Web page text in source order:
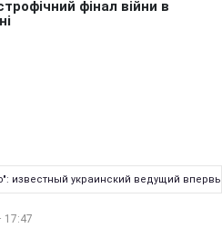
известный украинский ведущий
17:47